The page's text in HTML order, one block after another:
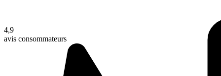
4,9
avis consommateurs